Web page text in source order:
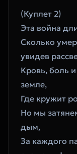
(Куплет 2)
Эта война
Сколько
увидев
Кровь, боль
земле,
Где кружит
Но мы
дым,
За каждого